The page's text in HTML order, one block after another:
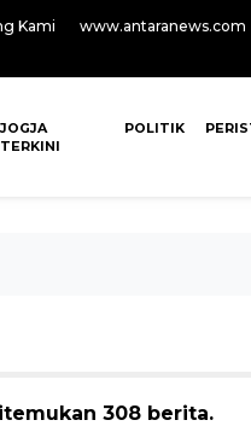
Kami www.antaranews.com
JOGJA
TERKINI
POLITIK
308 berita.